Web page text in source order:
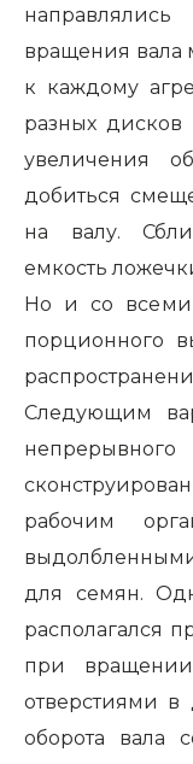
вращения вала
к каждому
разных дисков
увеличения
добиться
на валу.
емкость
Но и со всеми
порционного
Следующим
рабочим
для семян.
располагался
при
отверстиями в
оборота вала